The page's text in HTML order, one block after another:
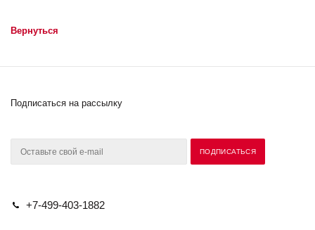
Вернуться
Подписаться на рассылку
+7-499-403-1882